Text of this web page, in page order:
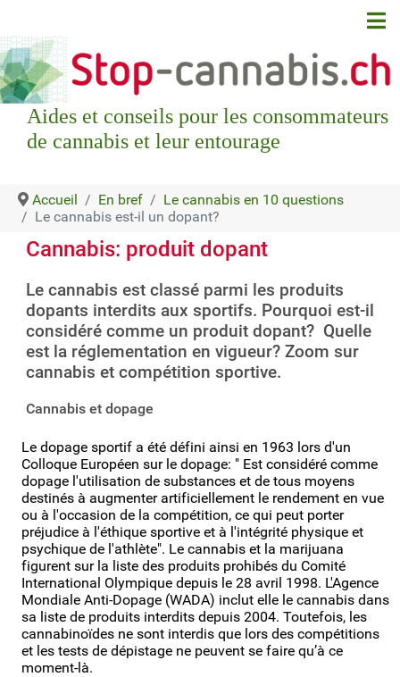
Aides et conseils pour les consommateurs
de cannabis et leur entourage
Accueil En bref
Le cannabis en 10 questions
Le cannabis est-il un dopant?
Cannabis: produit dopant
Le cannabis est classé parmi les produits
dopants interdits aux sportifs. Pourquoi est-il
considéré comme un produit dopant? Quelle
est la réglementation en vigueur? Zoom sur
cannabis et compétition sportive.
Cannabis et dopage
Le dopage sportif a été défini ainsi en 1963 lors d'un
Colloque Européen sur le dopage: " Est considéré comme
dopage l'utilisation de substances et de tous moyens
destinés à augmenter artificiellement le rendement en vue
ou à l'occasion de la compétition, ce qui peut porter
préjudice à l'éthique sportive et à l'intégrité physique et
psychique de l'athlète". Le cannabis et la marijuana
figurent sur la liste des produits prohibés du Comité
International Olympique depuis le 28 avril 1998. L'Agence
Mondiale Anti-Dopage (WADA) inclut elle le cannabis dans
sa liste de produits interdits depuis 2004. Toutefois, les
cannabinoïdes ne sont interdis que lors des compétitions
et les tests de dépistage ne peuvent se faire qu’à ce
moment-là.